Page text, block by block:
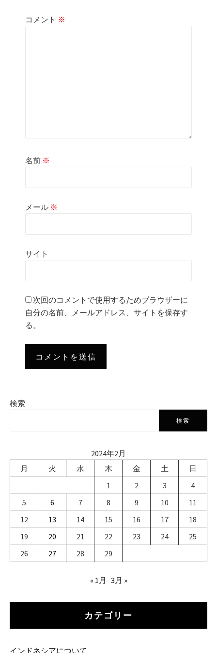
コメント ※
名前 ※
メール ※
サイト
次回のコメントで使用するためブラウザーに
自分の名前、メールアドレス、サイトを保存す
る。
検索
検索
2024年2月
月
火 水 木 金 土
日
1
2 3
4
5
6 7 8 9 10
11
12
13 14 15 16 17
18
19
20 21 22 23 24
25
26
27 28 29
« 1月 3月 »
カテゴリー
インドネシアについて